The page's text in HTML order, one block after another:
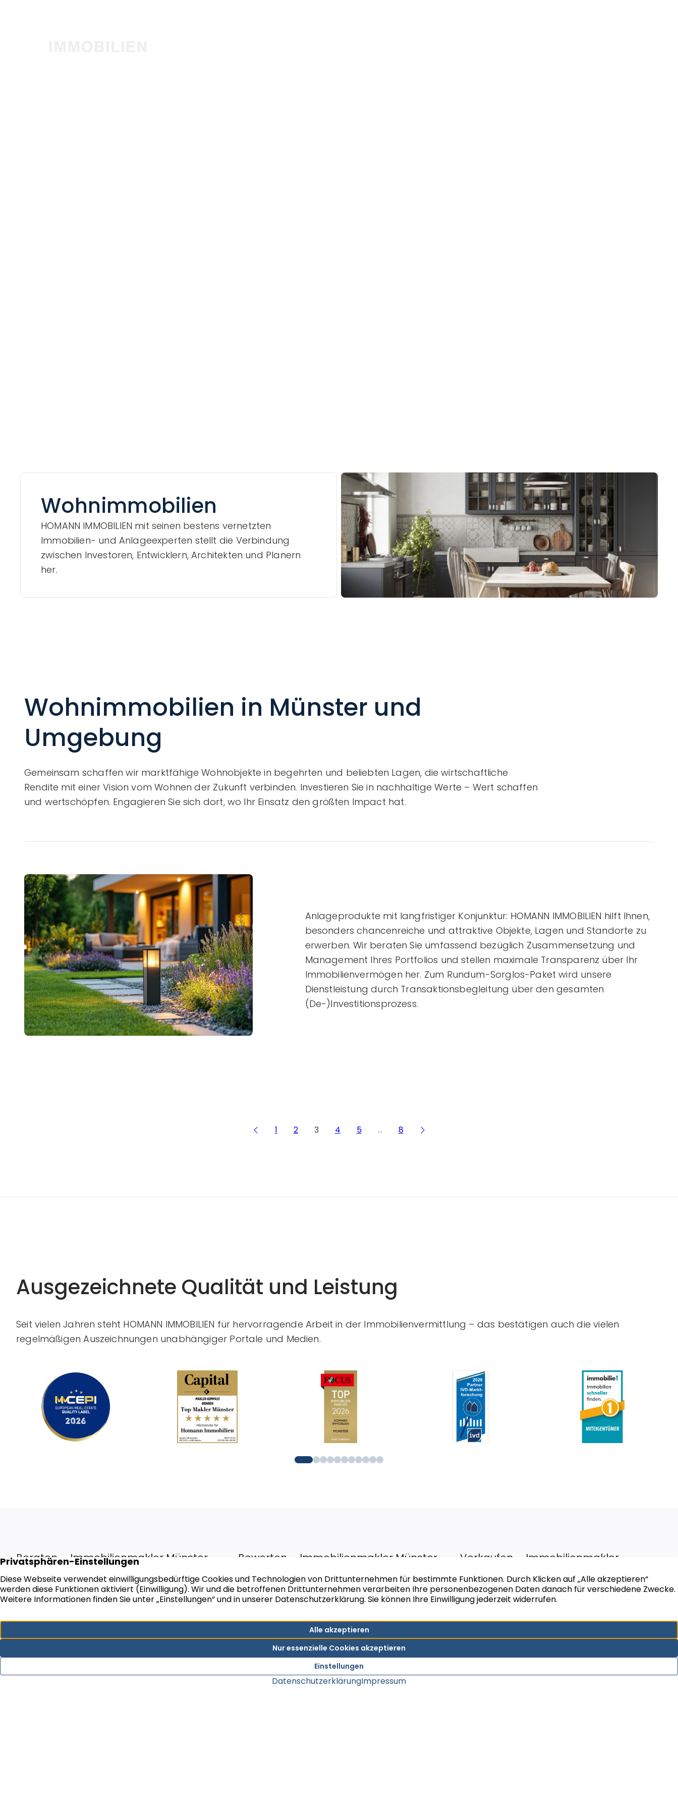
Wohnimmobilien
HOMANN IMMOBILIEN mit seinen bestens vernetzten
Immobilien- und Anlageexperten stellt die Verbindung
zwischen Investoren, Entwicklern, Architekten und Planern
her.
Wohnimmobilien in Münster und
Umgebung
Gemeinsam schaffen wir marktfähige Wohnobjekte in begehrten und beliebten Lagen, die wirtschaftliche
Rendite mit einer Vision vom Wohnen der Zukunft verbinden. Investieren Sie in nachhaltige Werte – Wert schaffen
und wertschöpfen. Engagieren Sie sich dort, wo Ihr Einsatz den größten Impact hat.
Anlageprodukte mit langfristiger Konjunktur: HOMANN IMMOBILIEN hilft Ihnen,
besonders chancenreiche und attraktive Objekte, Lagen und Standorte zu
erwerben. Wir beraten Sie umfassend bezüglich Zusammensetzung und
Management Ihres Portfolios und stellen maximale Transparenz über Ihr
Immobilienvermögen her. Zum Rundum-Sorglos-Paket wird unsere
Dienstleistung durch Transaktionsbegleitung über den gesamten
(De-)Investitionsprozess.
1 2 3 4 5 … 8
Ausgezeichnete Qualität und Leistung
Seit vielen Jahren steht HOMANN IMMOBILIEN für hervorragende Arbeit in der Immobilienvermittlung – das bestätigen auch die vielen
regelmäßigen Auszeichnungen unabhängiger Portale und Medien.
Beraten – Immobilienmakler Münster
Wir bauen auf über 45 Jahre Marktpräsenz und
Erfahrung und auf eine beachtliche
Leistungsbilanz. Vor allem aber auf ein Team von
30 hochqualifizierten Spezialisten mit langer
Bewerten – Immobilienmakler Münster
Zu unserem Rundum-Sorglos-Service gehört auch
eine realistische Werteinschätzung Ihrer Immobilie.
Seit vielen Jahren gilt bei uns das „Vier-Augen-
Prinzip“. Grundsätzlich erfolgt nach der ersten
Wertermittlung unabhängig davon eine zweite.
Sollte die Wertermittlung komplexer sein oder die
Ergebnisse voneinander abweichen, wird ein
interner Bewertungsausschuss einberufen, um
den optimalen Verkaufspreis zu ermitteln.
Verkaufen – Immobilienmakler
Münster
Sie haben den Wunsch Ihre Immobilie zu
verkauft auch Ihre Immobilie durch die bewährte
Verkaufsstrategie in kürzester Zeit – zum